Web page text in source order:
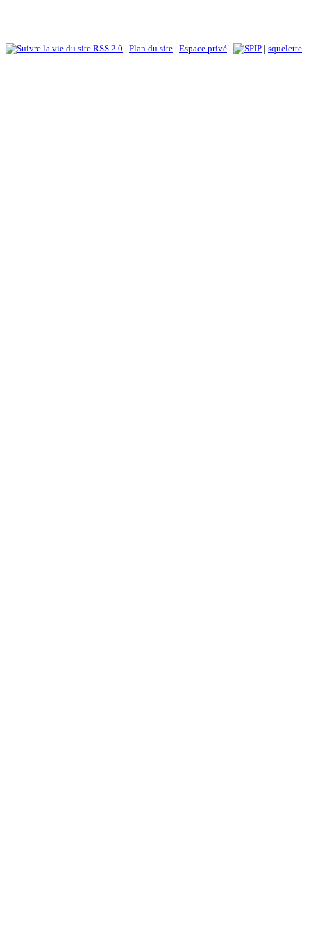
RSS 2.0 | Plan du site | Espace privé | | squelette